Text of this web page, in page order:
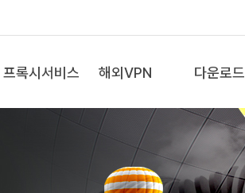
프록시서비스 해외VPN 다운로드